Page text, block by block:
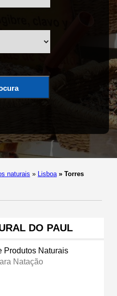
naturais » Lisboa » Torres
DO PAUL
Produtos Naturais
Natação